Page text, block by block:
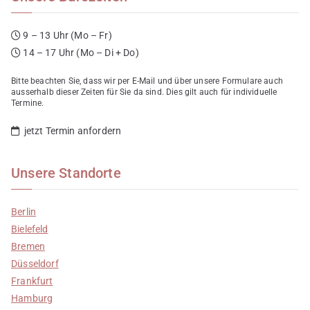
9 – 13 Uhr (Mo – Fr)
14 – 17 Uhr (Mo – Di + Do)
Bitte beachten Sie, dass wir per E-Mail und über unsere Formulare auch
ausserhalb dieser Zeiten für Sie da sind. Dies gilt auch für individuelle
Termine.
jetzt Termin anfordern
Unsere Standorte
Berlin
Bielefeld
Bremen
Düsseldorf
Frankfurt
Hamburg